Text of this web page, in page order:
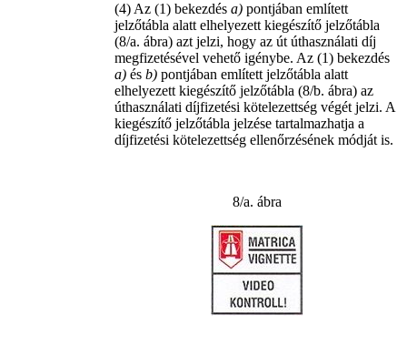
(4) Az (1) bekezdés a) pontjában említett
jelzőtábla alatt elhelyezett kiegészítő jelzőtábla
(8/a. ábra) azt jelzi, hogy az út úthasználati díj
megfizetésével vehető igénybe. Az (1) bekezdés
a) és b) pontjában említett jelzőtábla alatt
elhelyezett kiegészítő jelzőtábla (8/b. ábra) az
úthasználati díjfizetési kötelezettség végét jelzi. A
kiegészítő jelzőtábla jelzése tartalmazhatja a
díjfizetési kötelezettség ellenőrzésének módját is.
8/a. ábra